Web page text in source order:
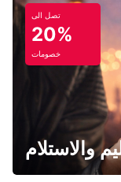
تصل الى
20%
خصومات
والاستلام